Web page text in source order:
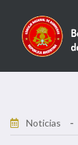
Noticias